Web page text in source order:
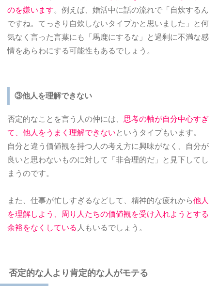
のを嫌います。例えば、婚活中に話の流れで「自炊するん
ですね。てっきり自炊しないタイプかと思いました」と何
気なく言った言葉にも「馬鹿にするな」と過剰に不満な感
情をあらわにする可能性もあるでしょう。
③他人を理解できない
否定的なことを言う人の仲には、 思考の軸が自分中心すぎ
て、他人をうまく理解できない というタイプもいます。
自分と違う価値観を持つ人の考え方に興味がなく、自分が
良いと思わないものに対して「非合理的だ」と見下してし
まうのです。
また、仕事が忙しすぎるなどして、精神的な疲れから他人
を理解しよう、周り人たちの価値観を受け入れようとする
余裕をなくしている 人もいるでしょう。
否定的な人より肯定的な人がモテる